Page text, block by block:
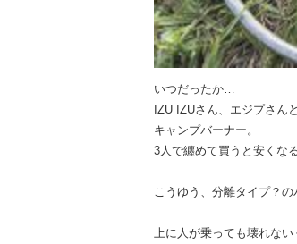
いつだったか…
IZU IZUさん、エジプさん
キャンプバーナー。
3人で纏めて買うと安くな
こうゆう、分離タイプ？
上に人が乗っても壊れない